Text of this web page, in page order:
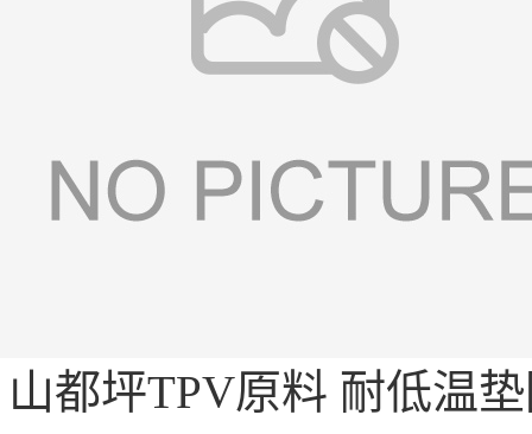
山都坪TPV原料 耐低温